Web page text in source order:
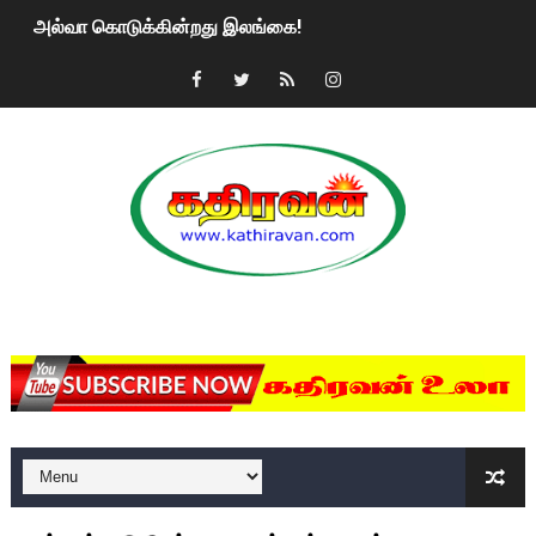
அல்வா கொடுக்கின்றது இலங்கை!
2ஆம் நாள் உக்ரைன் யுத்தம்!! எங்களைத் தனிமையில்
மகிந்த ராஜபக்சே பதவி விலக திட்டம்?
ரவுடி பேபிக்கு நடந்த தரமான சம்பவம்.. ஆபாச வீடியோக்களால்
குண்டை தூக்கிப்போட்ட ஆய்வு…. இந்தியாவின் “கோவிஷீல்டு”
யாழில் தமிழின தலைவர் பிரபாகரனின் பிறந்தநாளை
ஏர்போர்ட்டில் உதைத்த நபர் யார், என்ன நடந்தது?: உண்மையை
சீனா இலங்கையிடம் 8 மில்லியன் அமெரிக்க டொலர் நட்டஈடு